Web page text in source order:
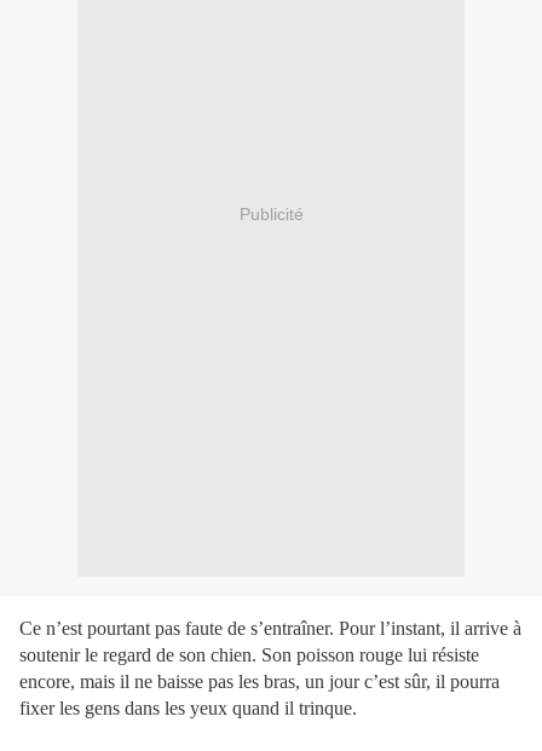
Publicité
Ce n’est pourtant pas faute de s’entraîner. Pour l’instant, il arrive à
soutenir le regard de son chien. Son poisson rouge lui résiste
encore, mais il ne baisse pas les bras, un jour c’est sûr, il pourra
fixer les gens dans les yeux quand il trinque.